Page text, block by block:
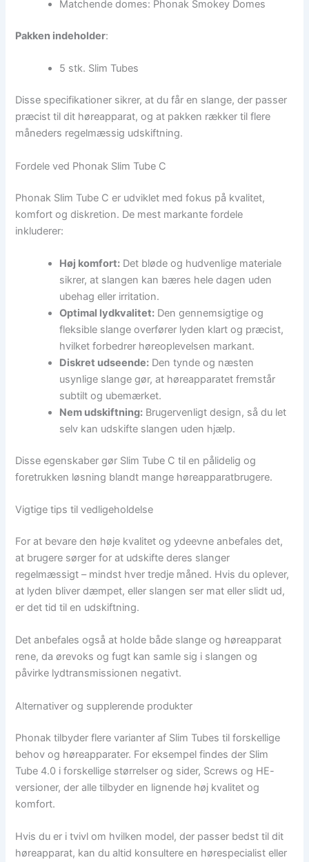
Matchende domes: Phonak Smokey Domes
Pakken indeholder:
5 stk. Slim Tubes
Disse specifikationer sikrer, at du får en slange, der passer
præcist til dit høreapparat, og at pakken rækker til flere
måneders regelmæssig udskiftning.
Fordele ved Phonak Slim Tube C
Phonak Slim Tube C er udviklet med fokus på kvalitet,
komfort og diskretion. De mest markante fordele
inkluderer:
Høj komfort: Det bløde og hudvenlige materiale
sikrer, at slangen kan bæres hele dagen uden
ubehag eller irritation.
Optimal lydkvalitet: Den gennemsigtige og
fleksible slange overfører lyden klart og præcist,
hvilket forbedrer høreoplevelsen markant.
Diskret udseende: Den tynde og næsten
usynlige slange gør, at høreapparatet fremstår
subtilt og ubemærket.
Nem udskiftning: Brugervenligt design, så du let
selv kan udskifte slangen uden hjælp.
Disse egenskaber gør Slim Tube C til en pålidelig og
foretrukken løsning blandt mange høreapparatbrugere.
Vigtige tips til vedligeholdelse
For at bevare den høje kvalitet og ydeevne anbefales det,
at brugere sørger for at udskifte deres slanger
regelmæssigt – mindst hver tredje måned. Hvis du oplever,
at lyden bliver dæmpet, eller slangen ser mat eller slidt ud,
er det tid til en udskiftning.
Det anbefales også at holde både slange og høreapparat
rene, da ørevoks og fugt kan samle sig i slangen og
påvirke lydtransmissionen negativt.
Alternativer og supplerende produkter
Phonak tilbyder flere varianter af Slim Tubes til forskellige
behov og høreapparater. For eksempel findes der Slim
Tube 4.0 i forskellige størrelser og sider, Screws og HE-
versioner, der alle tilbyder en lignende høj kvalitet og
komfort.
Hvis du er i tvivl om hvilken model, der passer bedst til dit
høreapparat, kan du altid konsultere en hørespecialist eller